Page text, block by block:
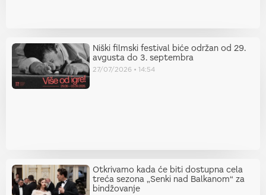
Niški filmski festival biće održan od 29.
avgusta do 3. septembra
27/07/2026 14:54
Otkrivamo kada će biti dostupna cela
treća sezona „Senki nad Balkanom“ za
bindžovanje